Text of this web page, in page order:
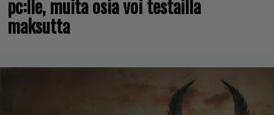
pc:lle, muita osia voi testailla
maksutta